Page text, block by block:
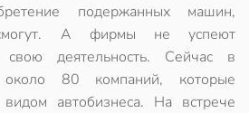
подержанных машин,
смогут. А фирмы не успеют
свою деятельность. Сейчас в
около 80 компаний, которые
автобизнеса. На встрече